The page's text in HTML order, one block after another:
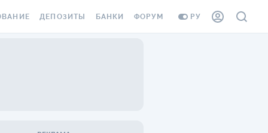
РУ
ДЕПОЗИТЫ БАНКИ ФОРУМ